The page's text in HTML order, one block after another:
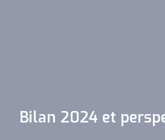
Bilan 2024 et